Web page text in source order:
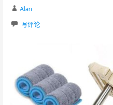
Alan
写评论